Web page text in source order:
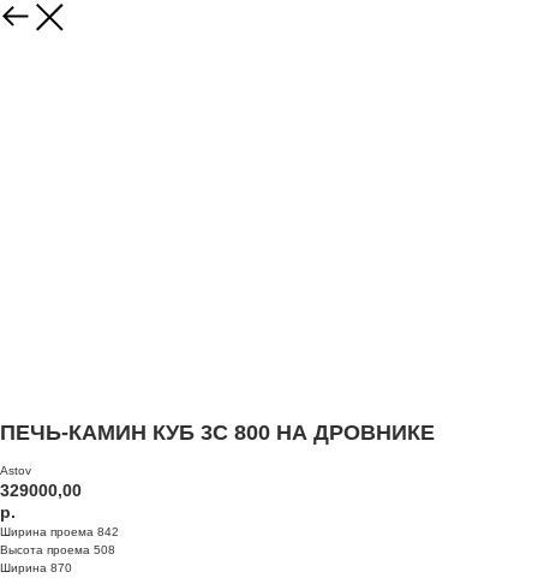
ПЕЧЬ-КАМИН КУБ 3С 800 НА ДРОВНИКЕ
Astov
329000,00
р.
Ширина проема 842
Высота проема 508
Ширина 870